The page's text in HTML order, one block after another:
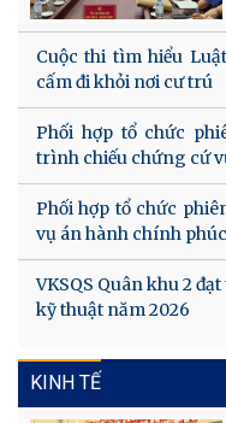
Cuộc thi tìm hiểu
cấm đi khỏi nơi cư trú
Phối hợp tổ chức
trình chiếu chứng cứ
Phối hợp tổ chức
vụ án hành chính
VKSQS Quân khu 2
kỹ thuật năm 2026
KINH TẾ